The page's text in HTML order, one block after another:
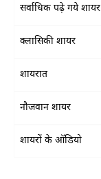
सर्वाधिक पढ़े गये शायर
क्लासिकी शायर
शायरात
नौजवान शायर
शायरों के ऑडियो